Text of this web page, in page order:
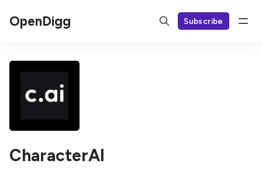
OpenDigg Subscribe
CharacterAI